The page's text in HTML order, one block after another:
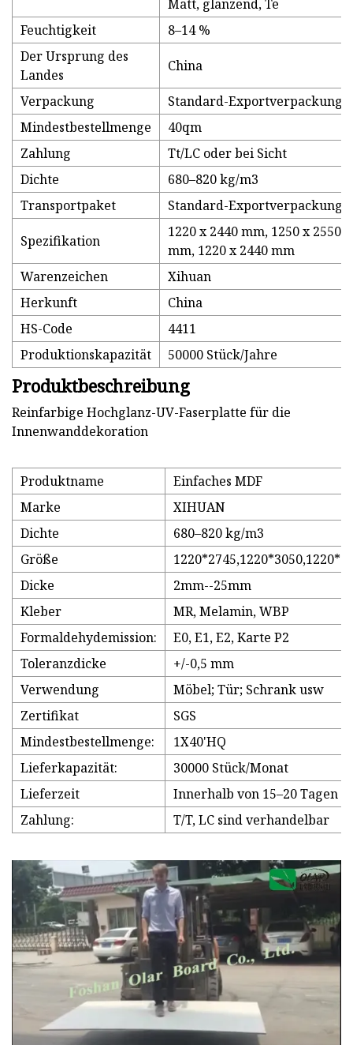
Matt, glänzend, Te
Feuchtigkeit
8–14 %
Der Ursprung des
Landes
China
Verpackung
Standard-Exportverpackung
Mindestbestellmenge
40qm
Zahlung
Tt/LC oder bei Sicht
Dichte
680–820 kg/m3
Transportpaket
Standard-Exportverpackung
Spezifikation
1220 x 2440 mm, 1250 x 2550
mm, 1220 x 2440 mm
Warenzeichen
Xihuan
Herkunft
China
HS-Code
4411
Produktionskapazität
50000 Stück/Jahre
Produktbeschreibung
Reinfarbige Hochglanz-UV-Faserplatte für die
Innenwanddekoration
Produktname
Einfaches MDF
Marke
XIHUAN
Dichte
680–820 kg/m3
Größe
Dicke
2mm--25mm
Kleber
MR, Melamin, WBP
Formaldehydemission:
E0, E1, E2, Karte P2
Toleranzdicke
+/-0,5 mm
Verwendung
Möbel; Tür; Schrank usw
Zertifikat
SGS
Mindestbestellmenge:
1X40'HQ
Lieferkapazität:
30000 Stück/Monat
Lieferzeit
Innerhalb von 15–20 Tagen
Zahlung:
T/T, LC sind verhandelbar